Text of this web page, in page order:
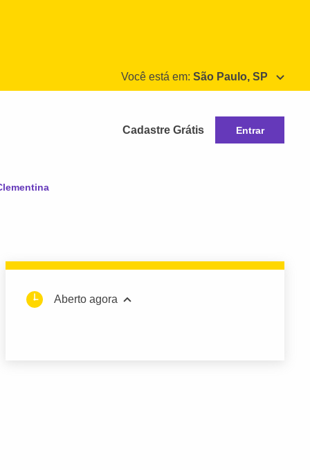
Você está em: São Paulo, SP
Cadastre Grátis Entrar
Aberto agora